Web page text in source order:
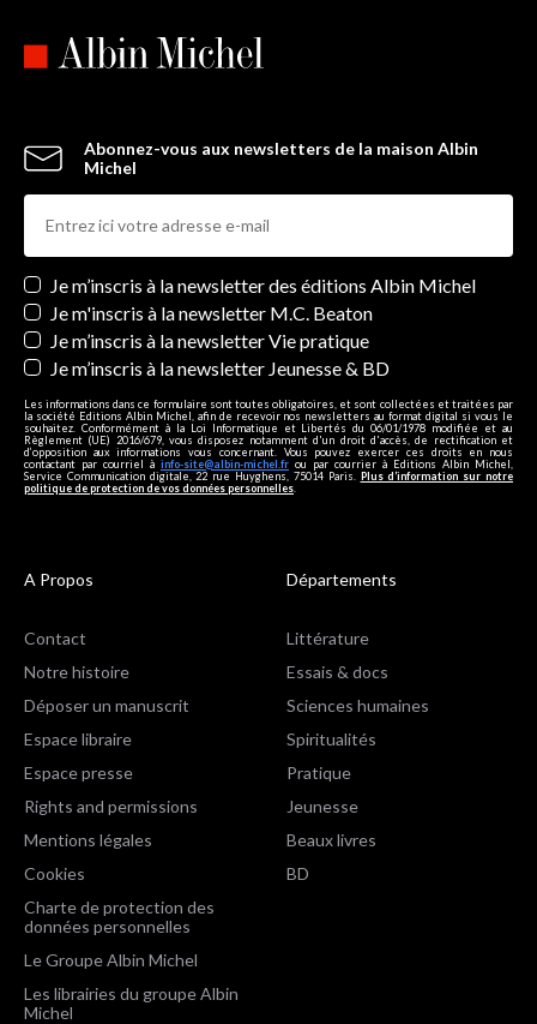
Abonnez-vous aux newsletters de la maison Albin
Michel
Newsletters
Je m’inscris à la newsletter des éditions Albin Michel
Je m'inscris à la newsletter M.C. Beaton
Je m’inscris à la newsletter Vie pratique
Je m’inscris à la newsletter Jeunesse & BD
Les informations dans ce formulaire sont toutes obligatoires, et sont collectées et traitées par
la société Editions Albin Michel, afin de recevoir nos newsletters au format digital si vous le
souhaitez. Conformément à la Loi Informatique et Libertés du 06/01/1978 modifiée et au
Règlement (UE) 2016/679, vous disposez notamment d'un droit d'accès, de rectification et
d’opposition aux informations vous concernant. Vous pouvez exercer ces droits en nous
contactant par courriel à info-site@albin-michel.fr ou par courrier à Editions Albin Michel,
Service Communication digitale, 22 rue Huyghens, 75014 Paris. Plus d’information sur notre
politique de protection de vos données personnelles
A Propos
Contact
Notre histoire
Déposer un manuscrit
Espace libraire
Espace presse
Rights and permissions
Mentions légales
Cookies
Charte de protection des
données personnelles
Le Groupe Albin Michel
Les librairies du groupe Albin
Michel
Départements
Littérature
Essais & docs
Sciences humaines
Spiritualités
Pratique
Jeunesse
Beaux livres
BD